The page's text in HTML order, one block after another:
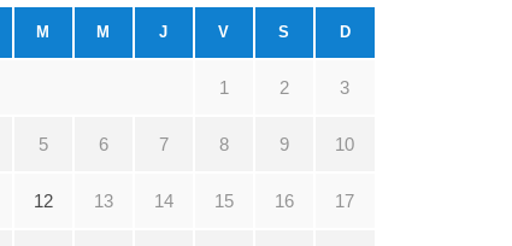
M M J V S D
1 2 3
5 6 7 8 9 10
12 13 14 15 16 17